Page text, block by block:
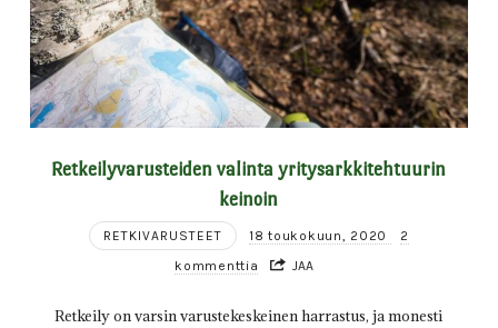
Retkeilyvarusteiden valinta yritysarkkitehtuurin
keinoin
RETKIVARUSTEET 18 toukokuun, 2020
2
kommenttia
JAA
Retkeily on varsin varustekeskeinen harrastus, ja monesti